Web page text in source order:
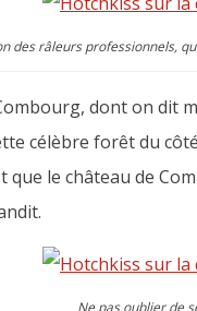
des râleurs professionnels,
dont on dit
célèbre forêt du
le château de
Ne pas oublier de